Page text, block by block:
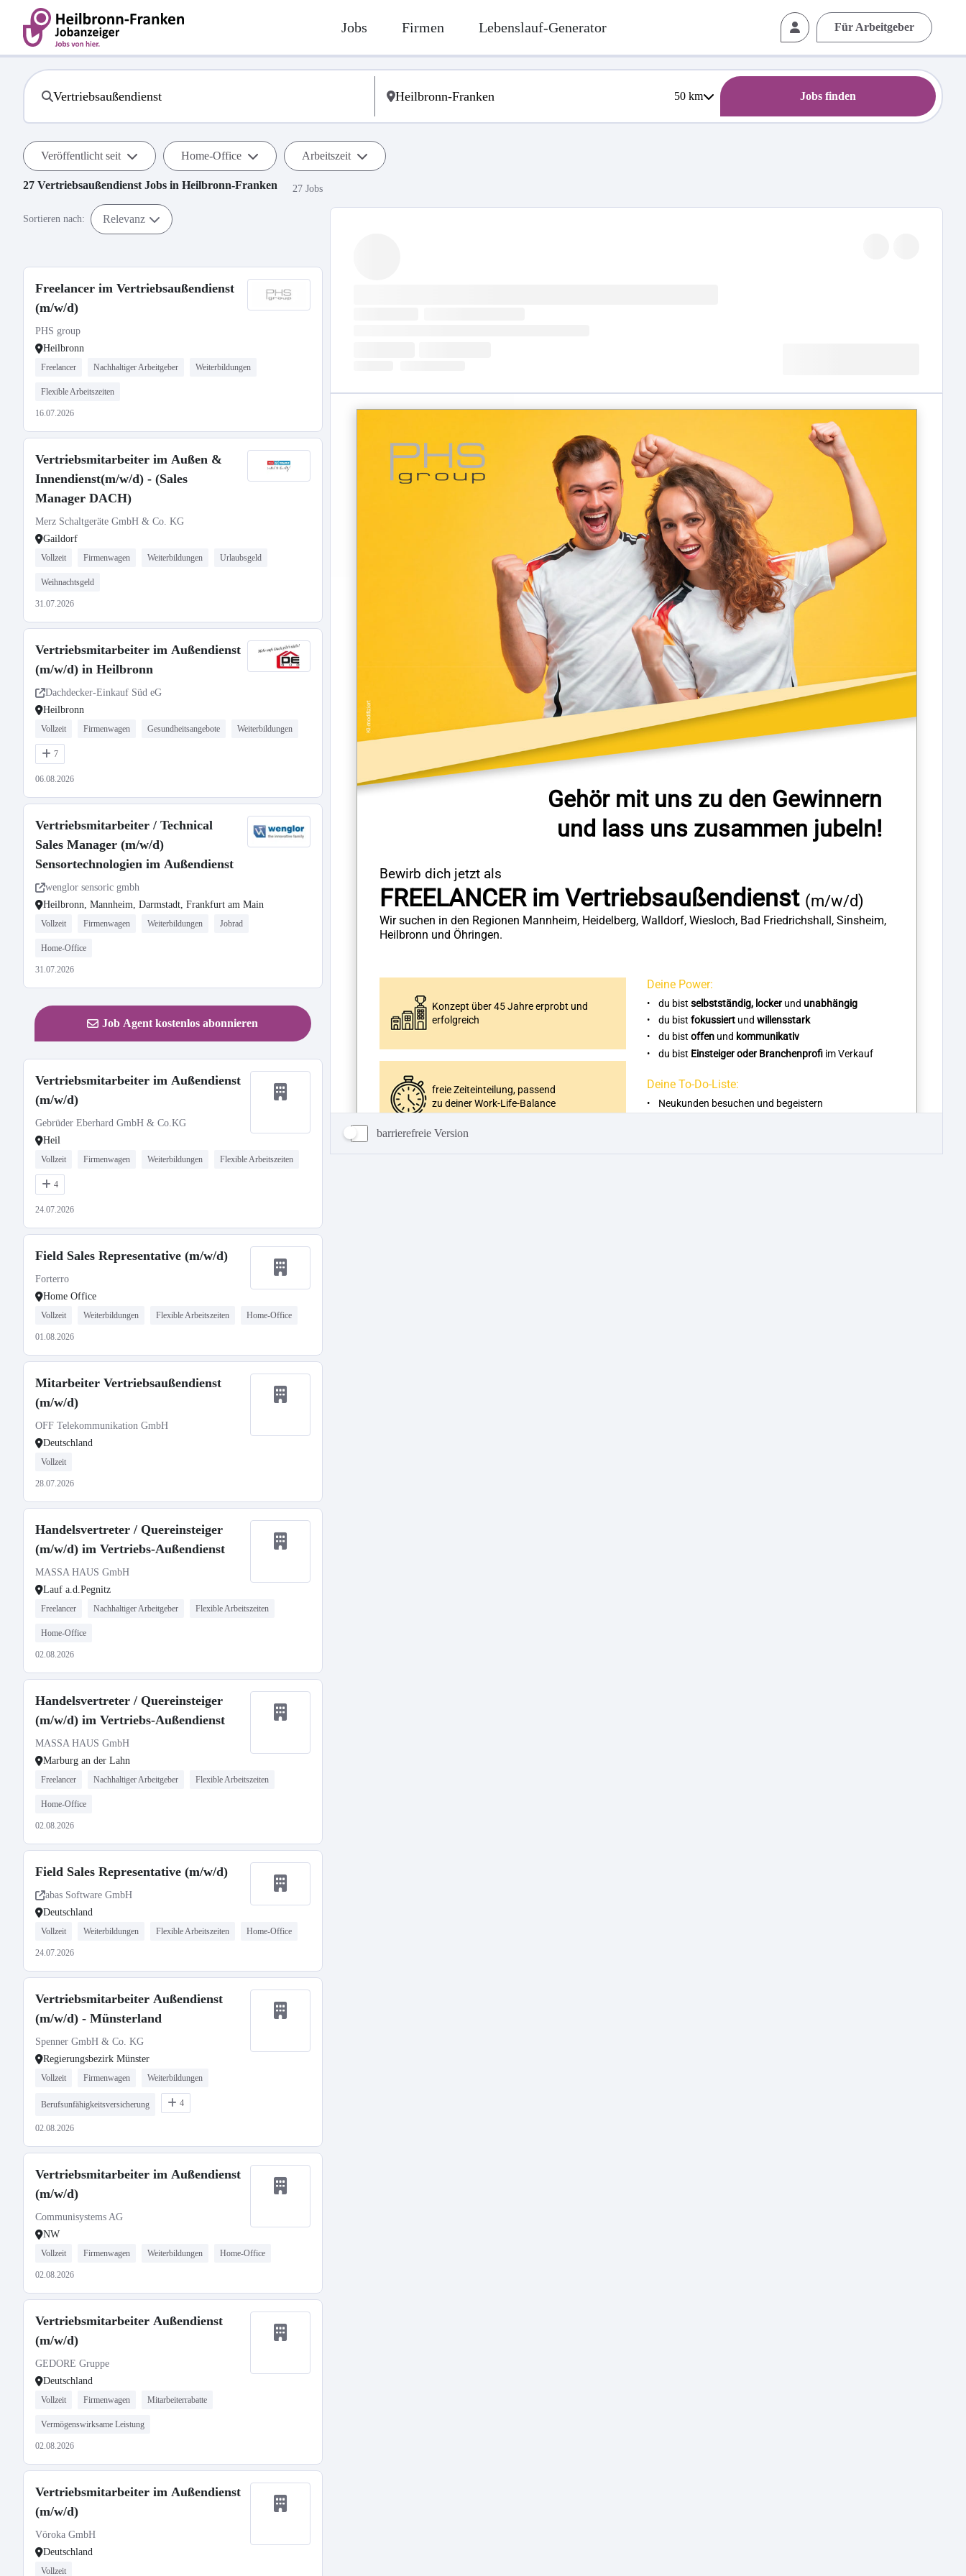
Jobs Firmen Lebenslauf-Generator Für Arbeitgeber
50km Jobs finden
Veröffentlicht seit Home-Office Arbeitszeit
27 Vertriebsaußendienst Jobs in Heilbronn-Franken 27 Jobs
Sortieren nach: Relevanz
Freelancer im Vertriebsaußendienst
(m/w/d)
PHS group
Heilbronn
Freelancer Nachhaltiger Arbeitgeber Weiterbildungen
Flexible Arbeitszeiten
16.07.2026
Vertriebsmitarbeiter im Außen &
Innendienst(m/w/d) - (Sales
Manager DACH)
Merz Schaltgeräte GmbH & Co. KG
Gaildorf
Vollzeit Firmenwagen Weiterbildungen Urlaubsgeld
Weihnachtsgeld
31.07.2026
Vertriebsmitarbeiter im Außendienst
(m/w/d) in Heilbronn
Dachdecker-Einkauf Süd eG
Heilbronn
Vollzeit Firmenwagen Gesundheitsangebote Weiterbildungen
7
06.08.2026
Vertriebsmitarbeiter / Technical
Sales Manager (m/w/d)
Sensortechnologien im Außendienst
wenglor sensoric gmbh
Heilbronn, Mannheim, Darmstadt, Frankfurt am Main
Vollzeit Firmenwagen Weiterbildungen Jobrad
Home-Office
31.07.2026
Job Agent kostenlos abonnieren
Vertriebsmitarbeiter im Außendienst
(m/w/d)
Gebrüder Eberhard GmbH & Co.KG
Heil
Vollzeit Firmenwagen Weiterbildungen Flexible Arbeitszeiten
4
24.07.2026
Field Sales Representative (m/w/d)
Forterro
Home Office
Vollzeit Weiterbildungen Flexible Arbeitszeiten Home-Office
01.08.2026
Mitarbeiter Vertriebsaußendienst
(m/w/d)
OFF Telekommunikation GmbH
Deutschland
Vollzeit
28.07.2026
Handelsvertreter / Quereinsteiger
(m/w/d) im Vertriebs-Außendienst
MASSA HAUS GmbH
Lauf a.d.Pegnitz
Freelancer Nachhaltiger Arbeitgeber Flexible Arbeitszeiten
Home-Office
02.08.2026
Handelsvertreter / Quereinsteiger
(m/w/d) im Vertriebs-Außendienst
MASSA HAUS GmbH
Marburg an der Lahn
Freelancer Nachhaltiger Arbeitgeber Flexible Arbeitszeiten
Home-Office
02.08.2026
Field Sales Representative (m/w/d)
abas Software GmbH
Deutschland
Vollzeit Weiterbildungen Flexible Arbeitszeiten Home-Office
24.07.2026
Vertriebsmitarbeiter Außendienst
(m/w/d) - Münsterland
Spenner GmbH & Co. KG
Regierungsbezirk Münster
Vollzeit Firmenwagen Weiterbildungen
Berufsunfähigkeitsversicherung 4
02.08.2026
Vertriebsmitarbeiter im Außendienst
(m/w/d)
Communisystems AG
NW
Vollzeit Firmenwagen Weiterbildungen Home-Office
02.08.2026
Vertriebsmitarbeiter Außendienst
(m/w/d)
GEDORE Gruppe
Deutschland
Vollzeit Firmenwagen Mitarbeiterrabatte
Vermögenswirksame Leistung
02.08.2026
Vertriebsmitarbeiter im Außendienst
(m/w/d)
Vöroka GmbH
Deutschland
Vollzeit
barrierefreie Version